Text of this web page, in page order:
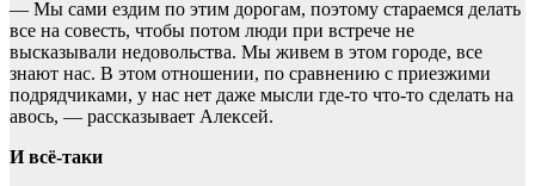
— Мы сами ездим по этим дорогам, поэтому стараемся делать
все на совесть, чтобы потом люди при встрече не
высказывали недовольства. Мы живем в этом городе, все
знают нас. В этом отношении, по сравнению с приезжими
подрядчиками, у нас нет даже мысли где-то что-то сделать на
авось, — рассказывает Алексей.
И всё-таки